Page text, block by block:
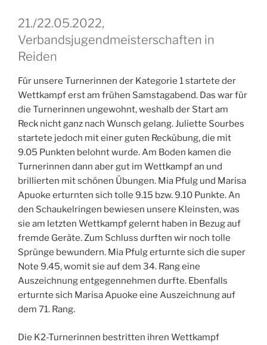
21./22.05.2022,
Verbandsjugendmeisterschaften in
Reiden
Für unsere Turnerinnen der Kategorie 1 startete der
Wettkampf erst am frühen Samstagabend. Das war für
die Turnerinnen ungewohnt, weshalb der Start am
Reck nicht ganz nach Wunsch gelang. Juliette Sourbes
startete jedoch mit einer guten Reckübung, die mit
9.05 Punkten belohnt wurde. Am Boden kamen die
Turnerinnen dann aber gut im Wettkampf an und
brillierten mit schönen Übungen. Mia Pfulg und Marisa
Apuoke erturnten sich tolle 9.15 bzw. 9.10 Punkte. An
den Schaukelringen bewiesen unsere Kleinsten, was
sie am letzten Wettkampf gelernt haben in Bezug auf
fremde Geräte. Zum Schluss durften wir noch tolle
Sprünge bewundern. Mia Pfulg erturnte sich die super
Note 9.45, womit sie auf dem 34. Rang eine
Auszeichnung entgegennehmen durfte. Ebenfalls
erturnte sich Marisa Apuoke eine Auszeichnung auf
dem 71. Rang.
Die K2-Turnerinnen bestritten ihren Wettkampf